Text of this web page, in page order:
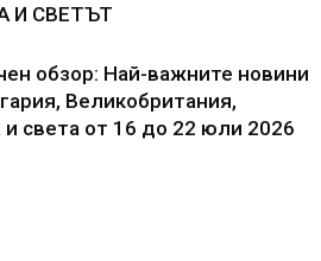
И СВЕТЪТ
обзор: Най-важните новини
Великобритания,
и света от 16 до 22 юли 2026